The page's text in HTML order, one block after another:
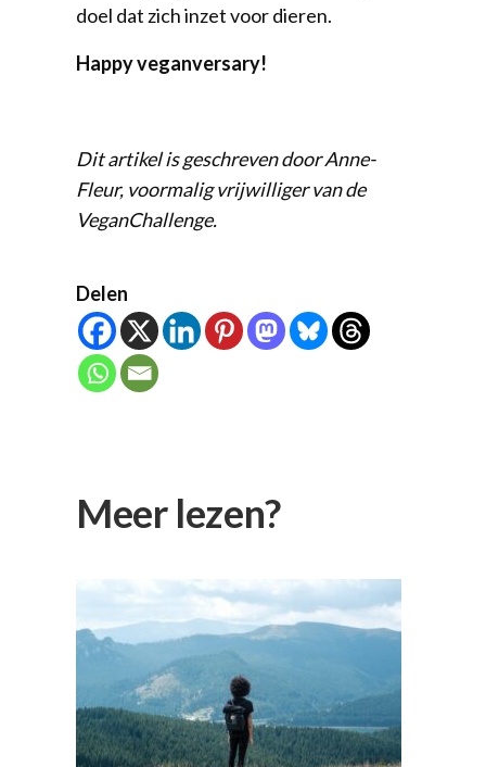
doel dat zich inzet voor dieren.
Happy veganversary!
Dit artikel is geschreven door Anne-
Fleur, voormalig vrijwilliger van de
VeganChallenge.
Delen
Meer lezen?